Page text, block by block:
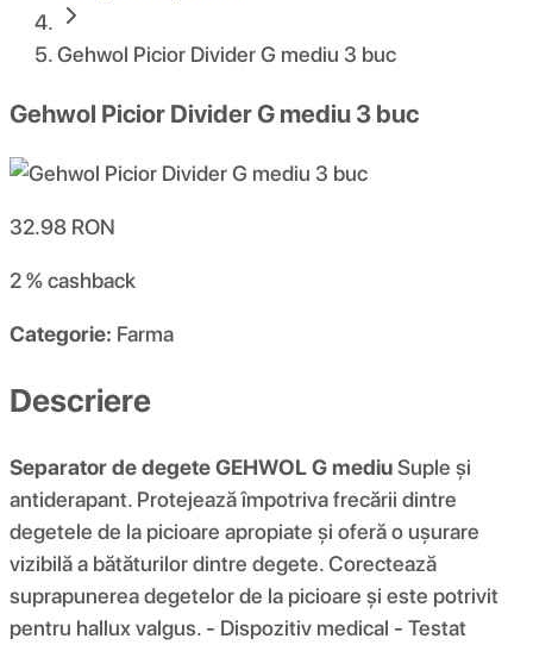
Gehwol Picior Divider G mediu 3 buc
Gehwol Picior Divider G mediu 3 buc
32.98 RON
2 %cashback
Categorie: Farma
Descriere
Separator de degete GEHWOL G mediuSuple și
antiderapant. Protejează împotriva frecării dintre
degetele de la picioare apropiate și oferă o ușurare
vizibilă a bătăturilor dintre degete. Corectează
suprapunerea degetelor de la picioare și este potrivit
pentru hallux valgus. - Dispozitiv medical - Testat